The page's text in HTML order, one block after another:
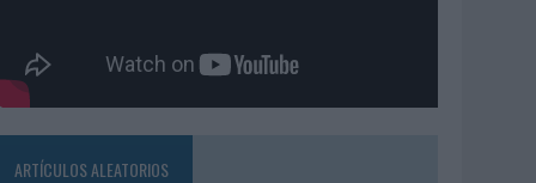
ARTÍCULOS ALEATORIOS